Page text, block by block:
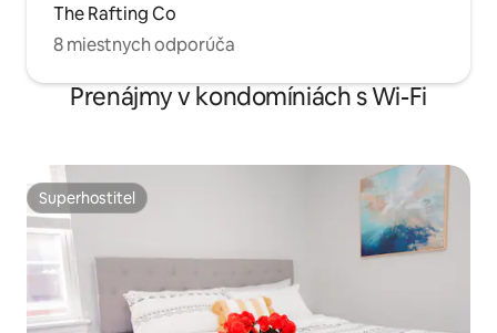
The Rafting Co
8 miestnych odporúča
Prenájmy v kondomíniách s Wi-Fi
Superhostiteľ
Superhostiteľ